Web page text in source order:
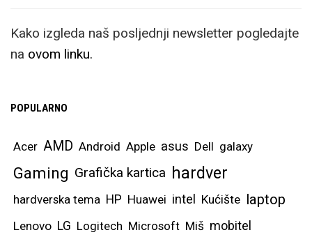
Kako izgleda naš posljednji newsletter pogledajte
na ovom linku.
POPULARNO
Acer AMD Android Apple asus Dell galaxy
Gaming Grafička kartica hardver
hardverska tema HP Huawei intel Kućište laptop
Lenovo LG Logitech Microsoft Miš mobitel